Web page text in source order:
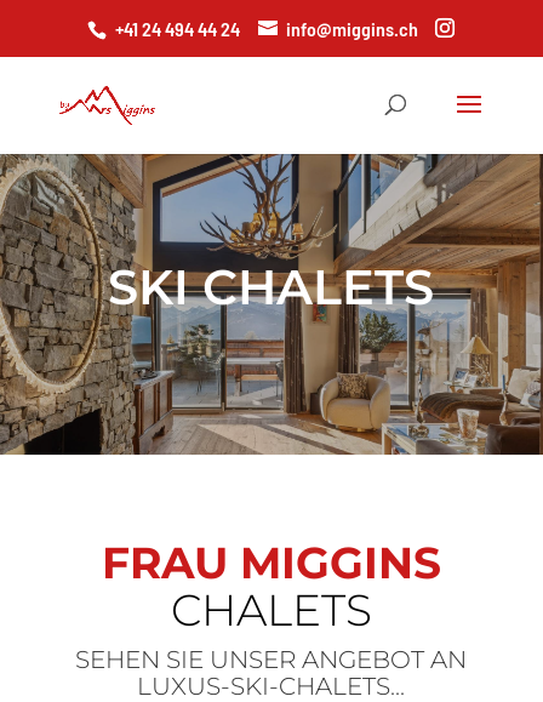
+41 24 494 44 24 info@miggins.ch
SKI CHALETS
FRAU MIGGINS
CHALETS
SEHEN SIE UNSER ANGEBOT AN
LUXUS-SKI-CHALETS...